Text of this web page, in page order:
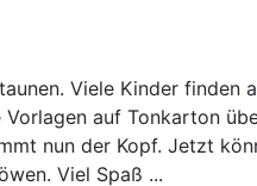
Viele Kinder finden
auf Tonkarton
nun der Kopf. Jetzt
Viel Spaß ...